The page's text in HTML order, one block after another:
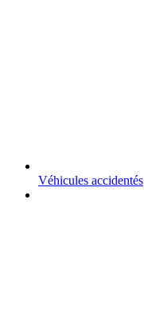
Véhicules accidentés